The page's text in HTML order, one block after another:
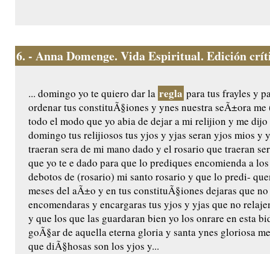
6. - Anna Domenge. Vida Espiritual. Edición
... domingo yo te quiero dar la regla para tus frayles y
ordenar tus constituÃ§iones y ynes nuestra seÃ±ora
todo el modo que yo abia de dejar a mi relijion y me
domingo tus relijiosos tus yjos y yjas seran yjos mios y
traeran sera de mi mano dado y el rosario que traeran
que yo te e dado para que lo prediques encomienda a
debotos de (rosario) mi santo rosario y que lo predi-
meses del aÃ±o y en tus constituÃ§iones dejaras que
encomendaras y encargaras tus yjos y yjas que no
y que los que las guardaran bien yo los onrare en esta
goÃ§ar de aquella eterna gloria y santa ynes gloriosa
que diÃ§hosas son los yjos y...